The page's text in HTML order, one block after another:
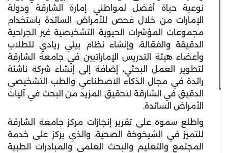
نوعية حياة أفضل لمواطني إمارة الشارقة ودولة
الإمارات من خلال فحص للأمراض السائدة باستخدام
مجموعات المؤشرات الحيوية التشخيصية غير الجراحية
الدقيقة والفعّالة، وإنشاء نظام بيئي ريادي للطلاب
وأعضاء هيئة التدريس الإماراتيين في جامعة الشارقة
لتطوير العمل البحثي، إضافة إلى إنشاء شركة ناشئة
رائدة في مجال الذكاء الاصطناعي والطب التشخيصي
الدقيق في الشارقة لتحقيق المزيد من البحث في آليات
الأمراض السائدة.
واطلع سموه على تقرير إنجازات مركز جامعة الشارقة
للتميز في الشيخوخة الصحية، والذي يركز على خدمة
المجتمع والتعليم والبحث العلمي والمبادرات الطبية